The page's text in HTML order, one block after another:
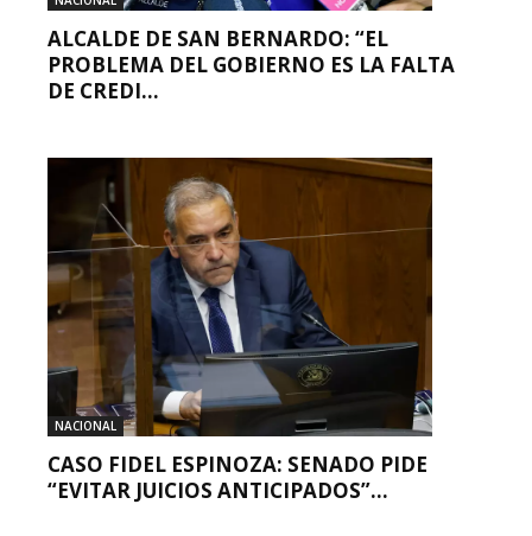
ALCALDE DE SAN BERNARDO: “EL
PROBLEMA DEL GOBIERNO ES LA FALTA
DE CREDI...
NACIONAL
CASO FIDEL ESPINOZA: SENADO PIDE
“EVITAR JUICIOS ANTICIPADOS”...